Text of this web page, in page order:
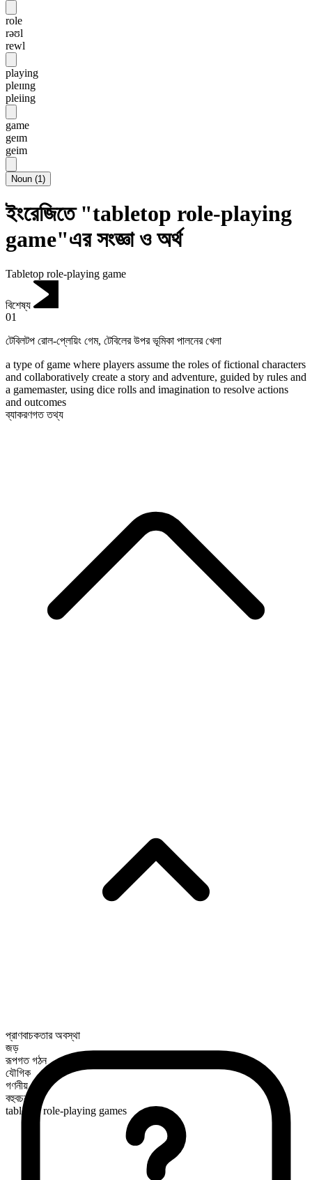
role
rəʊl
rewl
playing
pleɪɪng
pleiing
game
geɪm
geim
Noun (1)
ইংরেজিতে "tabletop role-playing
game"এর সংজ্ঞা ও অর্থ
Tabletop role-playing game
বিশেষ্য
01
টেবিলটপ রোল-প্লেয়িং গেম, টেবিলের উপর ভূমিকা পালনের খেলা
a type of game where players assume the roles of fictional characters
and collaboratively create a story and adventure, guided by rules and
a gamemaster, using dice rolls and imagination to resolve actions
and outcomes
ব্যাকরণগত তথ্য
প্রাণবাচকতার অবস্থা
জড়
রূপগত গঠন
যৌগিক
গণনীয়
বহুবচন রূপ
tabletop role-playing games